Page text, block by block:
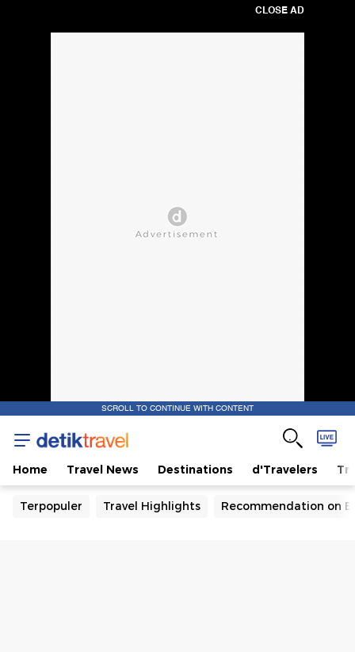
CLOSE AD
SCROLL TO CONTINUE WITH CONTENT
Home Travel News Destinations d'Travelers
Terpopuler Travel Highlights Recommendation on